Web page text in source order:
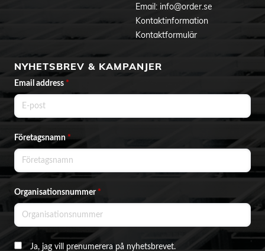
Email: info@order.se
Kontaktinformation
Kontaktformulär
NYHETSBREV & KAMPANJER
Email address *
Företagsnamn*
Organisationsnummer *
Ja, jag vill prenumerera på nyhetsbrevet.